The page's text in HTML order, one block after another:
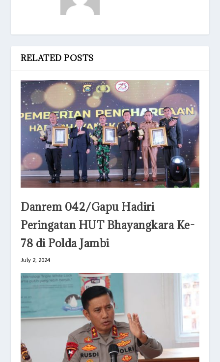
RELATED POSTS
Danrem 042/Gapu Hadiri
Peringatan HUT Bhayangkara Ke-
78 di Polda Jambi
July 2, 2024